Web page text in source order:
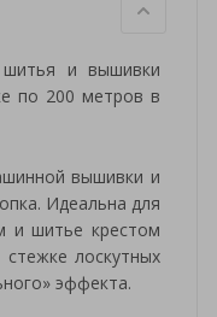
и вышивки
по 200 метров в
вышивки и
Идеальна для
и шитье крестом
лоскутных
эффекта.